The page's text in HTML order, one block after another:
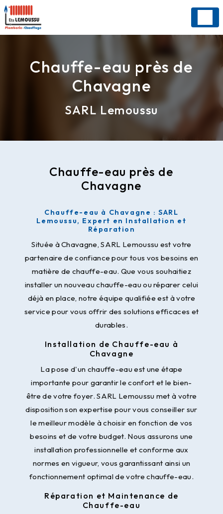
Chauffe-eau près de
Chavagne
SARL Lemoussu
Chauffe-eau près de
Chavagne
Chauffe-eau à Chavagne : SARL
Lemoussu, Expert en Installation et
Réparation
Située à Chavagne, SARL Lemoussu est votre
partenaire de confiance pour tous vos besoins en
matière de chauffe-eau. Que vous souhaitiez
installer un nouveau chauffe-eau ou réparer celui
déjà en place, notre équipe qualifiée est à votre
service pour vous offrir des solutions efficaces et
durables.
Installation de Chauffe-eau à
Chavagne
La pose d'un chauffe-eau est une étape
importante pour garantir le confort et le bien-
être de votre foyer. SARL Lemoussu met à votre
disposition son expertise pour vous conseiller sur
le meilleur modèle à choisir en fonction de vos
besoins et de votre budget. Nous assurons une
installation professionnelle et conforme aux
normes en vigueur, vous garantissant ainsi un
fonctionnement optimal de votre chauffe-eau.
Réparation et Maintenance de
Chauffe-eau
Panneau de gestion des cookies